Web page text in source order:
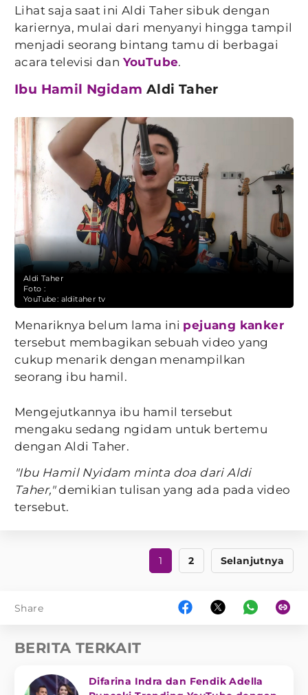
Lihat saja saat ini Aldi Taher sibuk dengan
kariernya, mulai dari menyanyi hingga tampil
menjadi seorang bintang tamu di berbagai
acara televisi dan YouTube.
Ibu Hamil Ngidam Aldi Taher
Aldi Taher
Foto :
YouTube: alditaher tv
Menariknya belum lama ini pejuang kanker
tersebut membagikan sebuah video yang
cukup menarik dengan menampilkan
seorang ibu hamil.
Mengejutkannya ibu hamil tersebut
mengaku sedang ngidam untuk bertemu
dengan Aldi Taher.
"Ibu Hamil Nyidam minta doa dari Aldi
Taher,"demikian tulisan yang ada pada video
tersebut.
1 2 Selanjutnya
Share
BERITA TERKAIT
Difarina Indra dan Fendik Adella